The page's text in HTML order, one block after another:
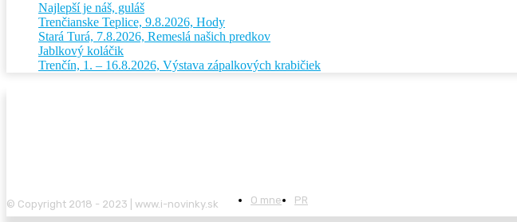
Najlepší je náš, guláš
Trenčianske Teplice, 9.8.2026, Hody
Stará Turá, 7.8.2026, Remeslá našich predkov
Jablkový koláčik
Trenčín, 1. – 16.8.2026, Výstava zápalkových krabičiek
© Copyright 2018 - 2023 | www.i-novinky.sk O mne PR